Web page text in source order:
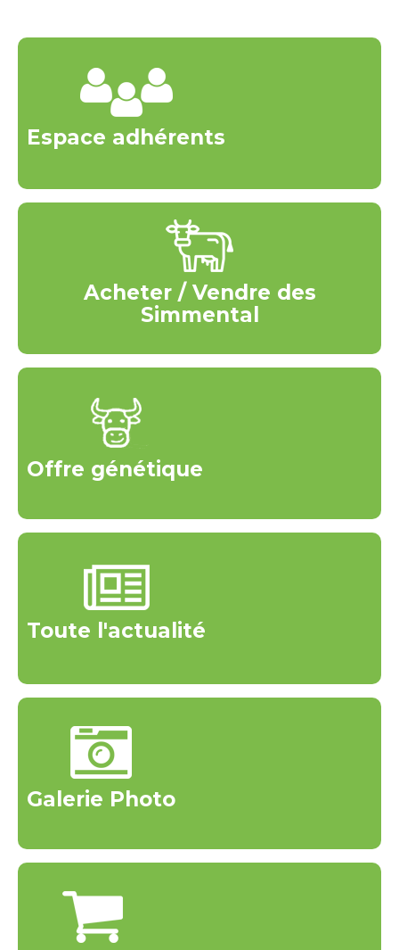
Espace adhérents
Acheter / Vendre des
Simmental
Offre génétique
Toute l'actualité
Galerie Photo